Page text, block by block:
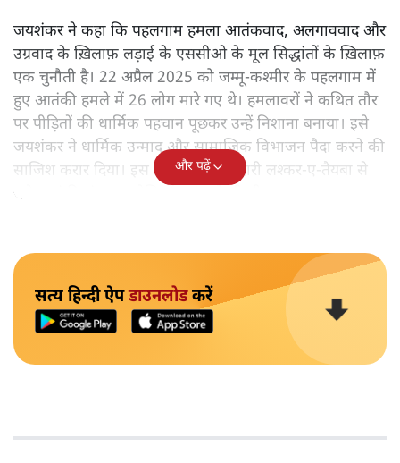
जयशंकर ने कहा कि पहलगाम हमला आतंकवाद, अलगाववाद और
उग्रवाद के ख़िलाफ़ लड़ाई के एससीओ के मूल सिद्धांतों के ख़िलाफ़
एक चुनौती है। 22 अप्रैल 2025 को जम्मू-कश्मीर के पहलगाम में
हुए आतंकी हमले में 26 लोग मारे गए थे। हमलावरों ने कथित तौर
पर पीड़ितों की धार्मिक पहचान पूछकर उन्हें निशाना बनाया। इसे
जयशंकर ने धार्मिक उन्माद और सामाजिक विभाजन पैदा करने की
साजिश करार दिया। इस हमले की जिम्मेदारी लश्कर-ए-तैयबा से
जुड़े आतंकी संगठन द रेसिस्टेंस फ्रंट ने ली थी।
और पढ़ें
सत्य हिन्दी ऐपडाउनलोडकरें